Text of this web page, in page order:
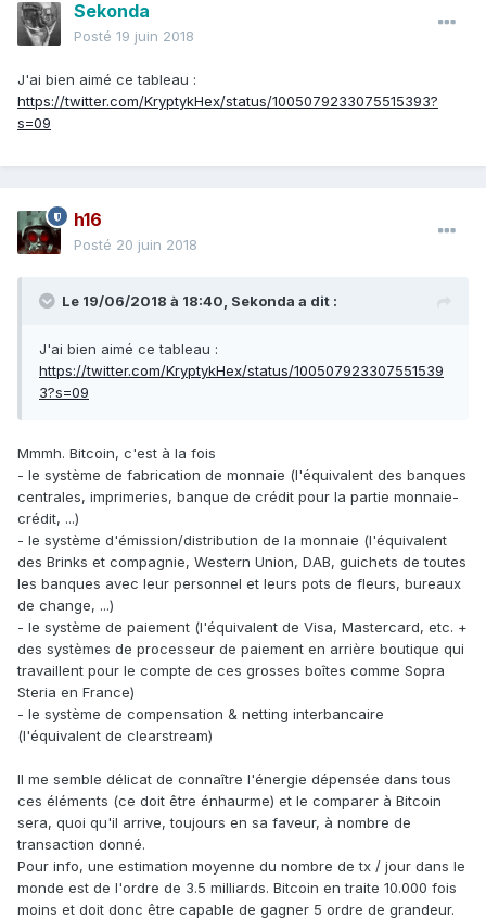
Sekonda
Posté 19 juin 2018
J'ai bien aimé ce tableau :
https://twitter.com/KryptykHex/status/1005079233075515393?
s=09
h16
Posté 20 juin 2018
Le 19/06/2018 à 18:40, Sekonda a dit :
J'ai bien aimé ce tableau :
https://twitter.com/KryptykHex/status/100507923307551539
3?s=09
Mmmh. Bitcoin, c'est à la fois
- le système de fabrication de monnaie (l'équivalent des banques
centrales, imprimeries, banque de crédit pour la partie monnaie-
crédit, ...)
- le système d'émission/distribution de la monnaie (l'équivalent
des Brinks et compagnie, Western Union, DAB, guichets de toutes
les banques avec leur personnel et leurs pots de fleurs, bureaux
de change, ...)
- le système de paiement (l'équivalent de Visa, Mastercard, etc. +
des systèmes de processeur de paiement en arrière boutique qui
travaillent pour le compte de ces grosses boîtes comme Sopra
Steria en France)
- le système de compensation & netting interbancaire
(l'équivalent de clearstream)
Il me semble délicat de connaître l'énergie dépensée dans tous
ces éléments (ce doit être énhaurme) et le comparer à Bitcoin
sera, quoi qu'il arrive, toujours en sa faveur, à nombre de
transaction donné.
Pour info, une estimation moyenne du nombre de tx / jour dans le
monde est de l'ordre de 3.5 milliards. Bitcoin en traite 10.000 fois
moins et doit donc être capable de gagner 5 ordre de grandeur.